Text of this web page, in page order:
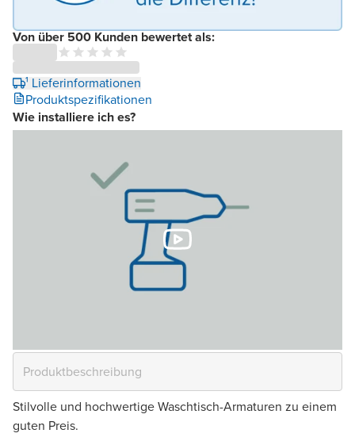
Von über 500 Kunden bewertet als:
¹ Lieferinformationen
Produktspezifikationen
Wie installiere ich es?
Stilvolle und hochwertige Waschtisch-Armaturen zu einem
guten Preis.